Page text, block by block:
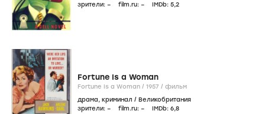
зрители: – film.ru: – IMDb: 5,2
Fortune Is a Woman
Fortune Is a Woman / 1957 / фильм
драма, криминал / Великобритания
зрители: – film.ru: – IMDb: 6,8